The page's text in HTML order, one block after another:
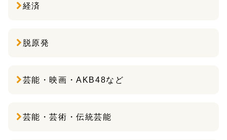
経済
脱原発
芸能・映画・AKB48など
芸能・芸術・伝統芸能